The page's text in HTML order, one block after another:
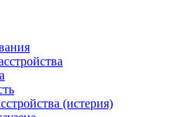
(истерия)